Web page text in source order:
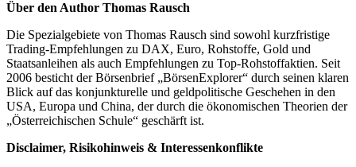
Über den Author Thomas Rausch
Die Spezialgebiete von Thomas Rausch sind sowohl kurzfristige
Trading-Empfehlungen zu DAX, Euro, Rohstoffe, Gold und
Staatsanleihen als auch Empfehlungen zu Top-Rohstoffaktien. Seit
2006 besticht der Börsenbrief „BörsenExplorer“ durch seinen klaren
Blick auf das konjunkturelle und geldpolitische Geschehen in den
USA, Europa und China, der durch die ökonomischen Theorien der
„Österreichischen Schule“ geschärft ist.
Disclaimer, Risikohinweis & Interessenkonflikte